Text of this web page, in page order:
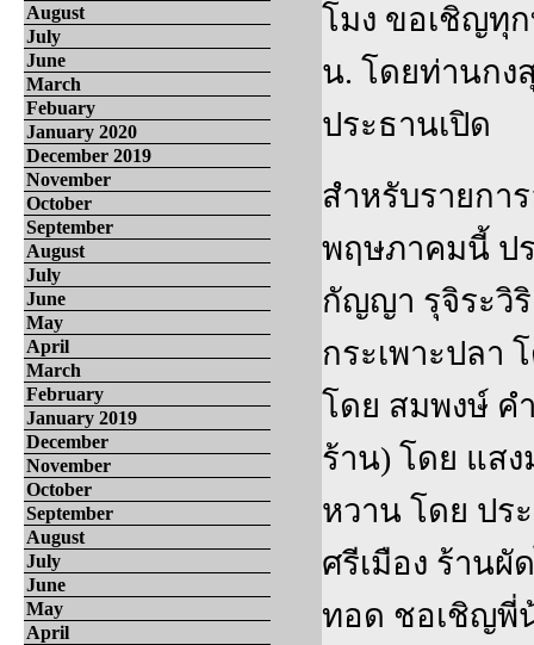
August
July
June
March
Febuary
January 2020
December 2019
November
October
September
August
July
June
May
April
March
February
January 2019
December
November
October
September
August
July
June
May
April
โมง ขอเชิญทุก
น. โดยท่านกง
ประธานเปิด
สำหรับรายกา
พฤษภาคมนี้ ป
กัญญา รุจิระวิ
กระเพาะปลา
โดย สมพงษ์ ค
ร้าน) โดย แส
หวาน โดย ปร
ศรีเมือง ร้าน
ทอด ชอเชิญพี่